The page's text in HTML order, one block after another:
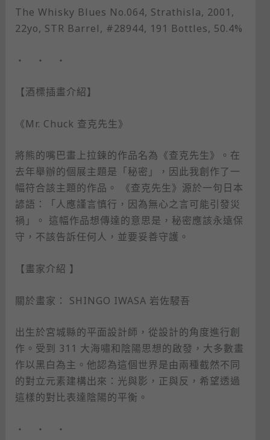
The Whisky Blues No.064, Strathisla, 2001,
22yo, STR Barrel, #28944, 191 Bottles, 50.4%
・ ・ ・
【酒標插畫介紹】
《Mr. Chuck 查克先生》
將熊的嘴巴畫上拉鍊的作品名為《查克先生》。在
去年舉辦的個展主題是「秘密」，因此我創作了一
幅符合該主題的作品。 《查克先生》源於一句日本
諺語：「人應謹言慎行，因為無心之言可能引發災
禍」。 這幅作品想傳達的意思是，秘密應該永遠保
守，不該告訴任何人，並要妥善守護。
【畫家介紹 】
關於畫家： SHINGO IWASA 岩佐駸吾
出生於宮城縣的平面設計師，從設計的角度進行創
作。受到 311 大海嘯和陰陽思想的啟發，大多數畫
作以黑白為主。他認為這個世界是由兩種截然不同
的對立元素建構出來：光與影，正與反，希望透過
這樣的對比表達陰陽的平衡。
・ ・ ・